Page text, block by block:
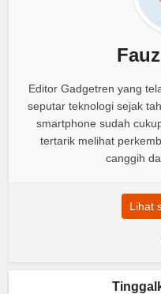
Editor Gadgetren yang
seputar teknologi sejak
smartphone sudah
tertarik melihat
canggih
Lihat